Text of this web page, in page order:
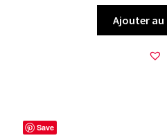
Ajouter au
Save